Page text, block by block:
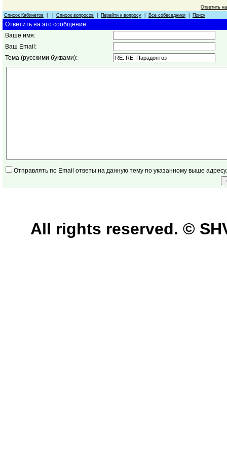
Ответить
Список Кабинетов
Список вопросов Перейти к вопросу Все собеседники Поиск
Ответить на это сообщение
Ваше имя:
Ваш Email:
Тема (русскими буквами):
Отправлять по Email ответы на данную тему по указанному выше адресу.
All rights reserved. ©